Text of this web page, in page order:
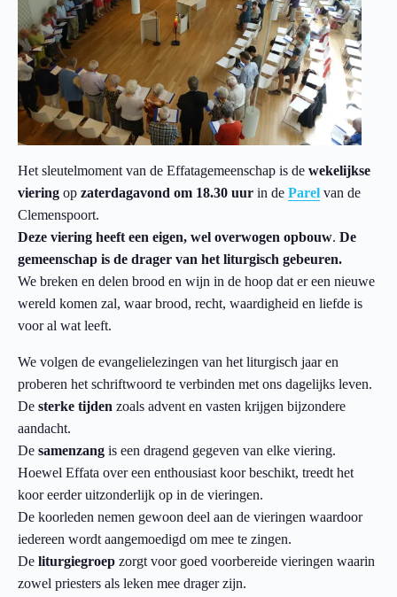
Het sleutelmoment van de Effatagemeenschap is de wekelijkse
viering op zaterdagavond om 18.30 uur in de Parel van de
Clemenspoort.
Deze viering heeft een eigen, wel overwogen opbouw. De
gemeenschap is de drager van het liturgisch gebeuren.
We breken en delen brood en wijn in de hoop dat er een nieuwe
wereld komen zal, waar brood, recht, waardigheid en liefde is
voor al wat leeft.
We volgen de evangelielezingen van het liturgisch jaar en
proberen het schriftwoord te verbinden met ons dagelijks leven.
De sterke tijden zoals advent en vasten krijgen bijzondere
aandacht.
De samenzang is een dragend gegeven van elke viering.
Hoewel Effata over een enthousiast koor beschikt, treedt het
koor eerder uitzonderlijk op in de vieringen.
De koorleden nemen gewoon deel aan de vieringen waardoor
iedereen wordt aangemoedigd om mee te zingen.
De liturgiegroep zorgt voor goed voorbereide vieringen waarin
zowel priesters als leken mee drager zijn.